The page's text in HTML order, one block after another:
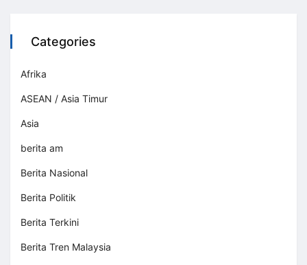
Categories
Afrika
ASEAN / Asia Timur
Asia
berita am
Berita Nasional
Berita Politik
Berita Terkini
Berita Tren Malaysia